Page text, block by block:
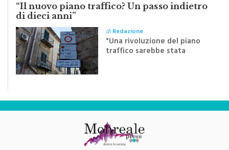
“Il nuovo piano traffico? Un passo indietro
di dieci anni”
diRedazione
"Una rivoluzione del piano
traffico sarebbe stata